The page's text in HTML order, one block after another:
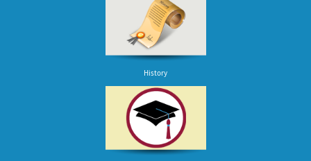
History